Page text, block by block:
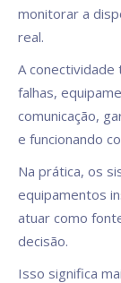
monitorar a
real.
A
falhas,
comunicação,
e funcionando
Na prática, os
equipamentos
atuar como
decisão.
Isso significa